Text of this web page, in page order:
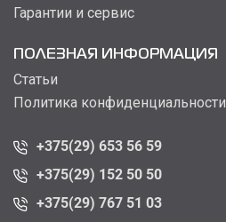
Гарантии и сервис
ПОЛЕЗНАЯ ИНФОРМАЦИЯ
Статьи
Политика конфиденциальности
+375(29) 653 56 59
+375(29) 152 50 50
+375(29) 767 51 03